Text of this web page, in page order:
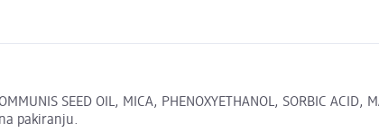
SEED OIL, MICA, PHENOXYETHANOL, SORBIC
pakiranju.